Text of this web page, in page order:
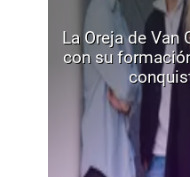
La Oreja de Van
con su